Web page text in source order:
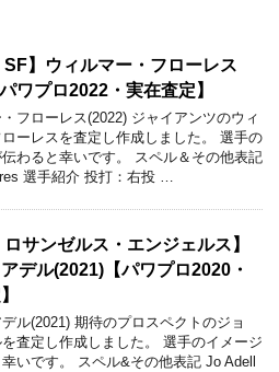
SF】ウィルマー・フローレス
ワプロ2022・実在査定】
フローレス(2022) ジャイアンツのウィ
ーレスを査定し作成しました。 選手の
わると幸いです。 スペル＆その他表記
選手紹介 投打：右投 …
ロサンゼルス・エンジェルス】
デル(2021)【パワプロ2020・
ル(2021) 期待のプロスペクトのジョ
査定し作成しました。 選手のイメージ
いです。 スペル&その他表記 Jo Adell